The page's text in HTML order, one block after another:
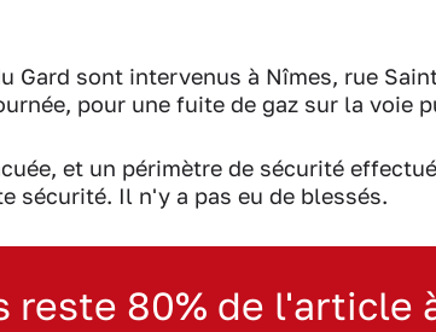
Gard sont intervenus à Nîmes, rue
pour une fuite de gaz sur la voie
et un périmètre de sécurité
sécurité. Il n'y a pas eu de blessés.
reste 80% de l'article